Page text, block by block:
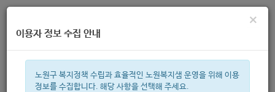
×
이용자 정보 수집 안내
노원구 복지정책 수립과 효율적인 노원복지샘 운영을 위해 이용
정보를 수집합니다. 해당 사항을 선택해 주세요.